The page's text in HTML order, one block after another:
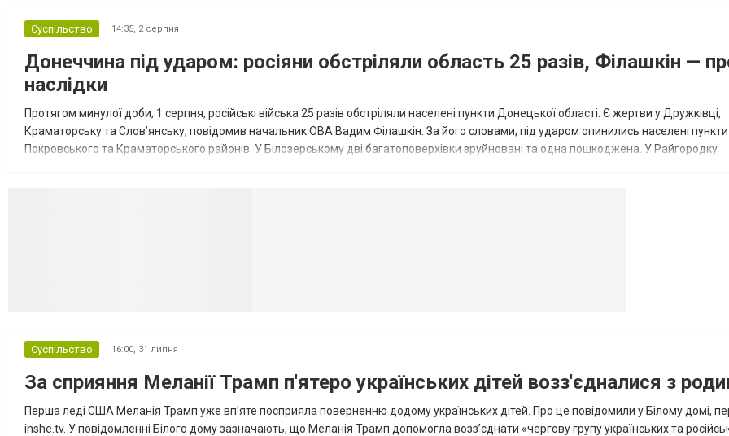
Суспільство 14:35, 2 серпня
Донеччина під ударом: росіяни обстріляли область 25 разів, Філашкін —
наслідки
Протягом минулої доби, 1 серпня, російські війська 25 разів обстріляли населені пункти Донецької області. Є жертви у Дружківці,
Краматорську та Слов’янську, повідомив начальник ОВА Вадим Філашкін. За його словами, під ударом опинились населені пункти
Покровського та Краматорського районів. У Білозерському дві багатоповерхівки зруйновані та одна пошкоджена. У Райгородку
Суспільство 16:00, 31 липня
За сприяння Меланії Трамп п'ятеро українських дітей возз'єдналися з
Перша леді США Меланія Трамп уже впʼяте посприяла поверненню додому українських дітей. Про це повідомили у Білому домі,
inshe.tv. У повідомленні Білого дому зазначають, що Меланія Трамп допомогла возз’єднати «чергову групу українських та